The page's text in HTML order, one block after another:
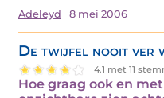
Adeleyd 8 mei 2006
De twijfel nooit ver
4.1 met 11
Hoe graag ook en